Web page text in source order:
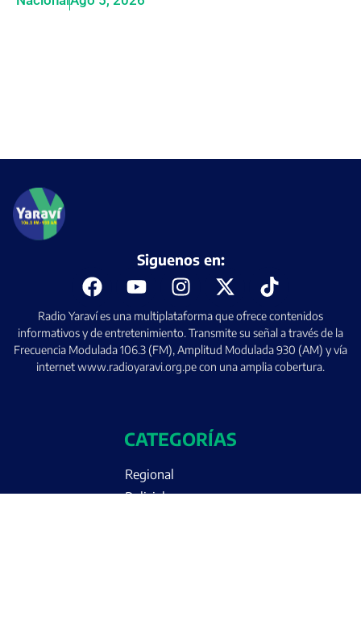
Radio Yaraví es una multiplataforma que ofrece contenidos
informativos y de entretenimiento. Transmite su señal a través de la
Frecuencia Modulada 106.3 (FM), Amplitud Modulada 930 (AM) y vía
internet www.radioyaravi.org.pe con una amplia cobertura.
Siguenos en:
CATEGORÍAS
Regional
Policial